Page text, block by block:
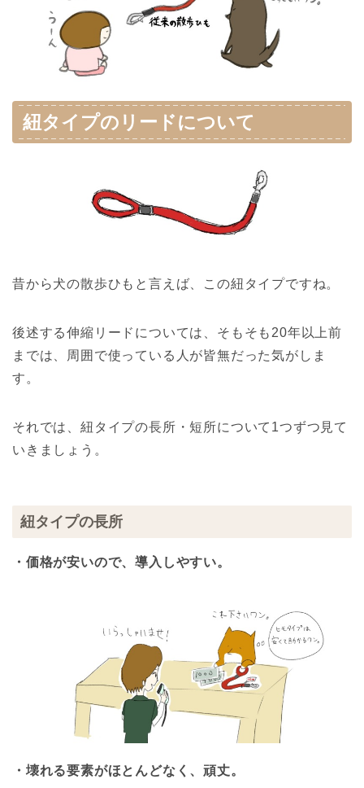
紐タイプのリードについて
昔から犬の散歩ひもと言えば、この紐タイプですね。
後述する伸縮リードについては、そもそも20年以上前
までは、周囲で使っている人が皆無だった気がしま
す。
それでは、紐タイプの長所・短所について1つずつ見て
いきましょう。
紐タイプの長所
・価格が安いので、導入しやすい。
・壊れる要素がほとんどなく、頑丈。